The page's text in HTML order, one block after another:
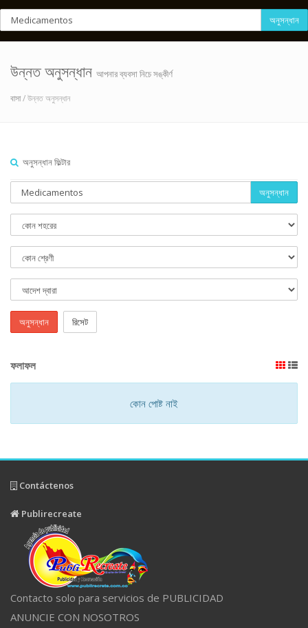
অনুসন্ধান
উন্নত অনুসন্ধান আপনার ব্যবসা নিচে সঙ্কীর্ণ
বাসা/ উন্নত অনুসন্ধান
অনুসন্ধান ফিল্টার
অনুসন্ধান
অনুসন্ধান রিসেট
ফলাফল
কোন পোষ্ট নাই
Contáctenos
Publirecreate
Contacto solo para servicios de PUBLICIDAD
ANUNCIE CON NOSOTROS